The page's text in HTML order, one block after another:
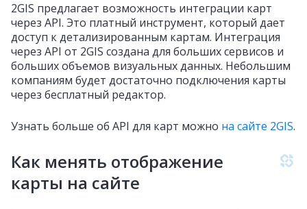
2GIS предлагает возможность интеграции карт
через API. Это платный инструмент, который дает
доступ к детализированным картам. Интеграция
через API от 2GIS создана для больших сервисов и
больших объемов визуальных данных. Небольшим
компаниям будет достаточно подключения карты
через бесплатный редактор.
Узнать больше об API для карт можно на сайте 2GIS.
Как менять отображение
карты на сайте